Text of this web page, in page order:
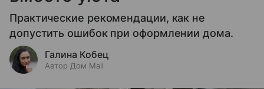
Практические рекомендации, как не
допустить ошибок при оформлении дома.
Галина Кобец
Автор Дом Mail